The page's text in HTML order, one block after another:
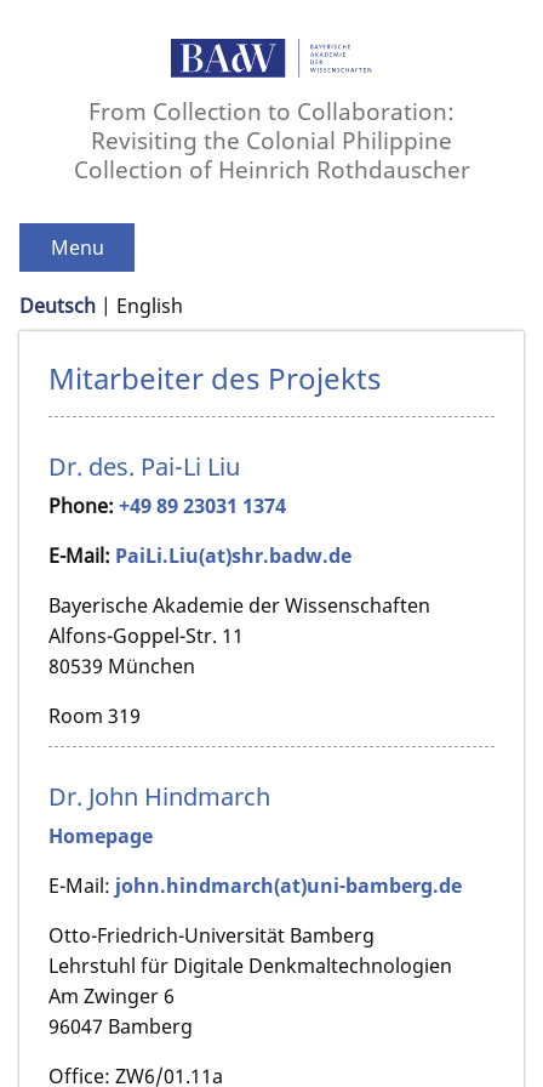
From Collection to Collaboration:
Revisiting the Colonial Philippine
Collection of Heinrich Rothdauscher
Menu
Deutsch English
Mitarbeiter des Projekts
Dr. des. Pai-Li Liu
Phone: +49 89 23031 1374
E-Mail: PaiLi.Liu(at)shr.badw.de
Bayerische Akademie der Wissenschaften
Alfons-Goppel-Str. 11
80539 München
Room 319
Dr. John Hindmarch
Homepage
E-Mail: john.hindmarch(at)uni-bamberg.de
Otto-Friedrich-Universität Bamberg
Lehrstuhl für Digitale Denkmaltechnologien
Am Zwinger 6
96047 Bamberg
Office: ZW6/01.11a